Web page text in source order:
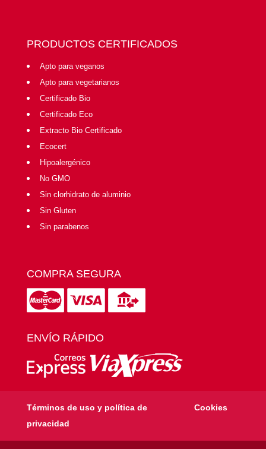
PRODUCTOS CERTIFICADOS
Apto para veganos
Apto para vegetarianos
Certificado Bio
Certificado Eco
Extracto Bio Certificado
Ecocert
Hipoalergénico
No GMO
Sin clorhidrato de aluminio
Sin Gluten
Sin parabenos
COMPRA SEGURA
ENVÍO RÁPIDO
Términos de uso y política de
privacidad
Cookies